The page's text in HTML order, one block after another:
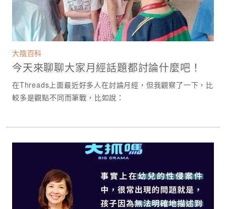
大陰百科
今天來聊聊大家月經話題都討論什麼吧！
在Threads上面最近好多人在討論月經，但我觀察了一下，比
較多是觀點不同而筆戰，比如說：